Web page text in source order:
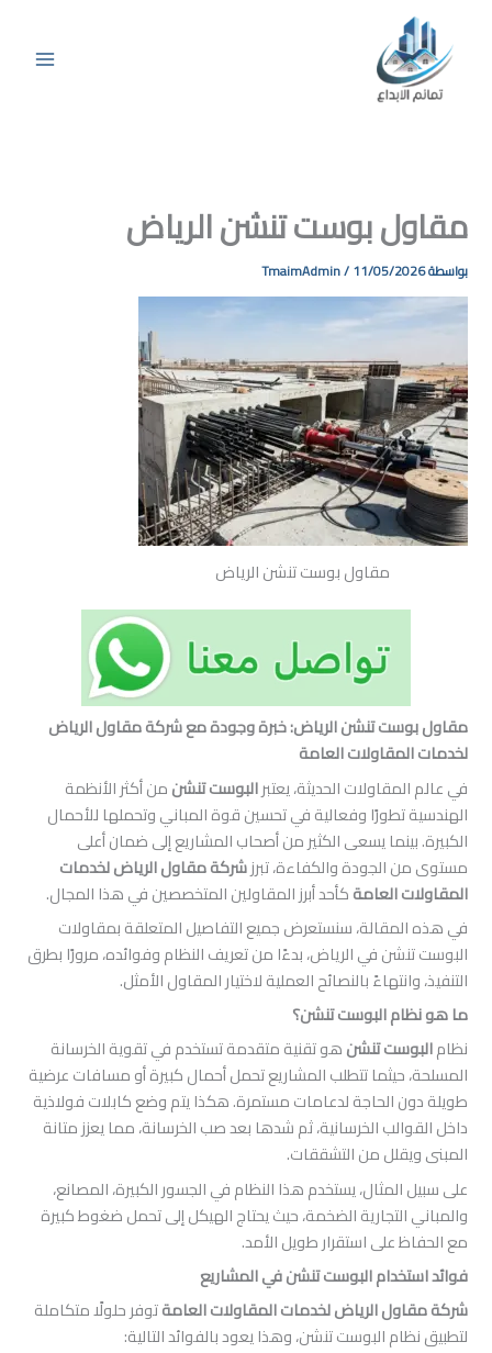
بوست تنشن الرياض
TmaimAdmin/11/05/
مقاول بوست تنشن الرياض
تنشن الرياض: خبرة وجودة مع شركة مقاول الرياض
العامة
الحديثة، يعتبرالبوست تنشنمن أكثر الأنظمة
وفعالية في تحسين قوة المباني وتحملها للأحمال
يسعى الكثير من أصحاب المشاريع إلى ضمان أعلى
والكفاءة، تبرزشركة مقاول الرياض لخدمات
كأحد أبرز المقاولين المتخصصين في هذا المجال.
سنستعرض جميع التفاصيل المتعلقة بمقاولات
في الرياض، بدءًا من تعريف النظام وفوائده، مرورًا بطرق
بالنصائح العملية لاختيار المقاول الأمثل.
البوست تنشن؟
تنشنهو تقنية متقدمة تستخدم في تقوية الخرسانة
تتطلب المشاريع تحمل أحمال كبيرة أو مسافات عرضية
لدعامات مستمرة. هكذا يتم وضع كابلات فولاذية
الخرسانية، ثم شدها بعد صب الخرسانة، مما يعزز متانة
من التشققات.
يستخدم هذا النظام في الجسور الكبيرة، المصانع،
الضخمة، حيث يحتاج الهيكل إلى تحمل ضغوط كبيرة
استقرار طويل الأمد.
البوست تنشن في المشاريع
الرياض لخدمات المقاولات العامةتوفر حلولًا متكاملة
البوست تنشن، وهذا يعود بالفوائد التالية: